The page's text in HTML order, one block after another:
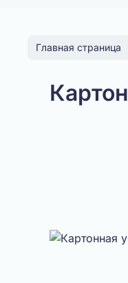
Главная страница